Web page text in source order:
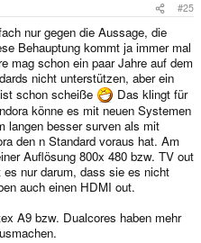
#25
nur gegen die Aussage, die
Behauptung kommt ja immer mal
mag schon ein paar Jahre auf dem
nicht unterstützen, aber ein
schon scheiße
Das klingt für
könne es mit neuen Systemen
langen besser surven als mit
den n Standard voraus hat. Am
Auflösung 800x 480 bzw. TV out
nur darum, dass sie es nicht
auch einen HDMI out.
A9 bzw. Dualcores haben mehr